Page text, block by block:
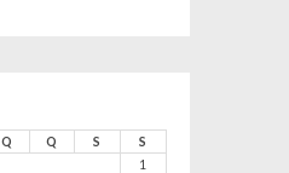
Q Q S S
1